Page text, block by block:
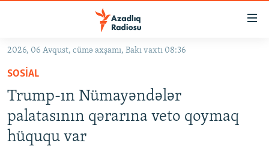
Əsas
qayıt
Əsas
naviqasiyaya
qayıt
Axtarışa
GÜNDƏM
KORRUPSIOMETR
#ƏSLINDƏ
2026, 06 Avqust, cümə axşamı, Bakı vaxtı 08:36
SOSIAL
Trump-ın Nümayəndələr
palatasının qərarına veto qoymaq
hüququ var